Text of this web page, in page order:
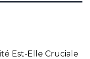
Est-Elle Cruciale